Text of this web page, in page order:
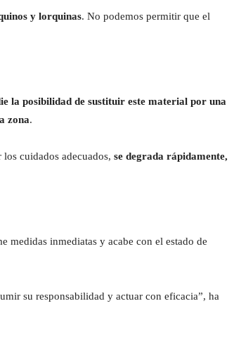
y lorquinas. No podemos permitir que el
la posibilidad de sustituir este material por una
zona.
cuidados adecuados, se degrada rápidamente,
medidas inmediatas y acabe con el estado de
su responsabilidad y actuar con eficacia”, ha